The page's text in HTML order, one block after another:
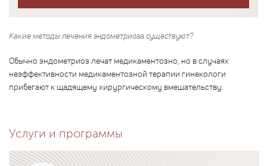
Какие методы лечения эндометриоза существуют?
Обычно эндометриоз лечат медикаментозно, но в случаях
неэффективности медикаментозной терапии гинекологи
прибегают к щадящему хирургическому вмешательству.
Услуги и программы